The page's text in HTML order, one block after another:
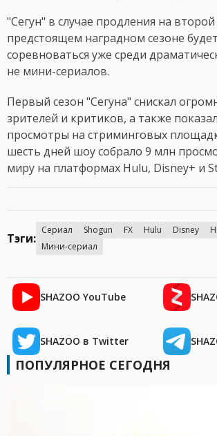
"Сегун" в случае продления на второй
предстоящем наградном сезоне будет
соревноваться уже среди
не мини-сериалов.
Первый сезон "Сегуна" снискал
зрителей и критиков, а также
просмотры на стриминговых
шесть дней шоу собрало 9 млн
миру на платформах Hulu, Disney+ и
Тэги:
Сериал Shogun FX Hulu Disney
Мини-сериал
SHAZOO YouTube
SHAZOO в Twitter
ПОПУЛЯРНОЕ СЕГОДНЯ